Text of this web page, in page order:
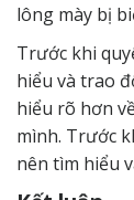
lông mày bị
Trước khi
hiểu và trao
hiểu rõ hơn
mình. Trước
nên tìm hiểu